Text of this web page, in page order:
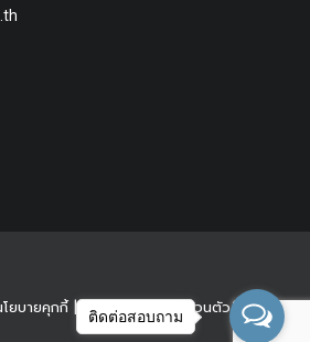
ยบายคุกกี้|นโยบายความเป็นส่วนตัว
ติดต่อสอบถาม